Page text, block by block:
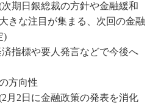
期日銀総裁の方針や金融緩和
きな注目が集まる、次回の金融
)
指標や要人発言などで今後へ
方向性
月2日に金融政策の発表を消化